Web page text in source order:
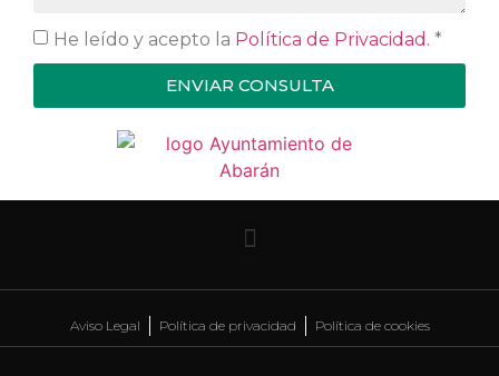
He leído y acepto la Política de Privacidad. *
ENVIAR CONSULTA
Aviso Legal Política de privacidad Política de cookies